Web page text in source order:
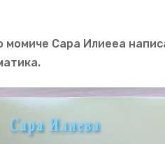
момиче Сара Илиееа